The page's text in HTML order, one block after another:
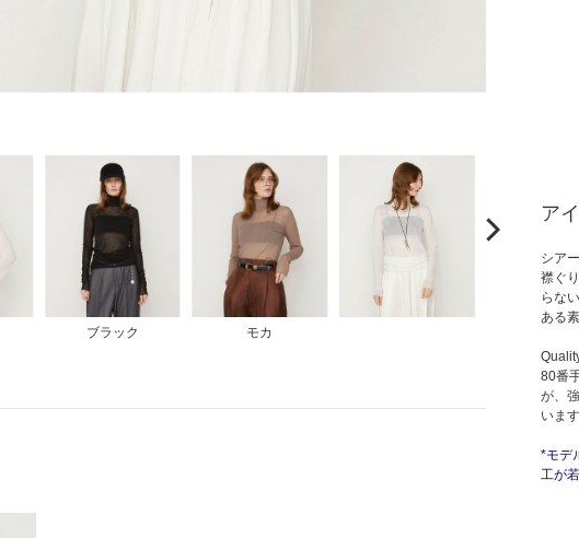
ブラック モカ
ア
シア
襟ぐ
らな
ある
80番
が、
います
*モデ
工が